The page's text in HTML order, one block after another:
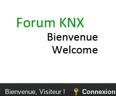
Bienvenue, Visiteur ! Connexion